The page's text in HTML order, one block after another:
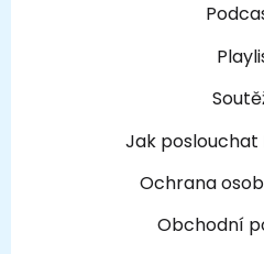
Jak poslouchat
Ochrana
Obchodní